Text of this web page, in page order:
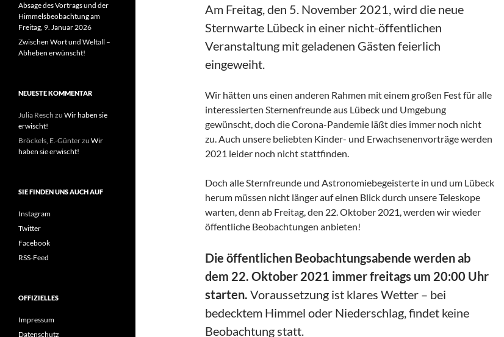
Am Freitag, den 5. November 2021, wird die neue
Sternwarte Lübeck in einer nicht-öffentlichen
Veranstaltung mit geladenen Gästen feierlich
eingeweiht.
Wir hätten uns einen anderen Rahmen mit einem großen Fest für alle
interessierten Sternenfreunde aus Lübeck und Umgebung
gewünscht, doch die Corona-Pandemie läßt dies immer noch nicht
zu. Auch unsere beliebten Kinder- und Erwachsenenvorträge werden
2021 leider noch nicht stattfinden.
Doch alle Sternfreunde und Astronomiebegeisterte in und um Lübeck
herum müssen nicht länger auf einen Blick durch unsere Teleskope
warten, denn ab Freitag, den 22. Oktober 2021, werden wir wieder
öffentliche Beobachtungen anbieten!
Die öffentlichen Beobachtungsabende werden ab
dem 22. Oktober 2021 immer freitags um 20:00 Uhr
starten. Voraussetzung ist klares Wetter – bei
bedecktem Himmel oder Niederschlag, findet keine
Beobachtung statt.
Absage des Vortrags und der
Himmelsbeobachtung am
Freitag, 9. Januar 2026
Zwischen Wort und Weltall –
Abheben erwünscht!
NEUESTE KOMMENTAR
Julia Resch zu Wir haben sie
erwischt!
Bröckels, E.-Günterzu Wir
haben sie erwischt!
SIE FINDEN UNS AUCH AUF
Instagram
Twitter
Facebook
RSS-Feed
OFFIZIELLES
Impressum
Datenschutz